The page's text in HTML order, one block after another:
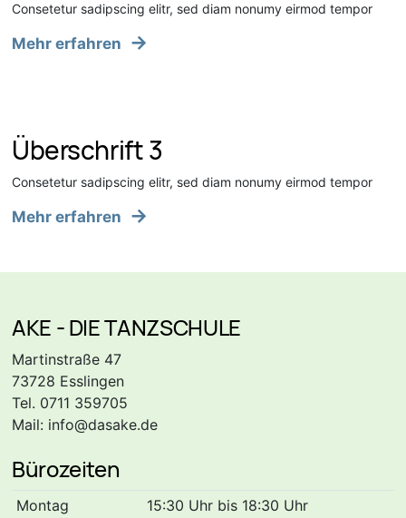
Consetetur sadipscing elitr, sed diam nonumy eirmod tempor
Mehr erfahren
Überschrift 3
Consetetur sadipscing elitr, sed diam nonumy eirmod tempor
Mehr erfahren
AKE - DIE TANZSCHULE
Martinstraße 47
73728 Esslingen
Tel. 0711 359705
Mail: info@dasake.de
Bürozeiten
Montag 15:30 Uhr bis 18:30 Uhr